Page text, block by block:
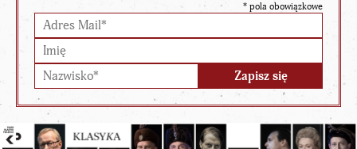
* pola obowiązkowe